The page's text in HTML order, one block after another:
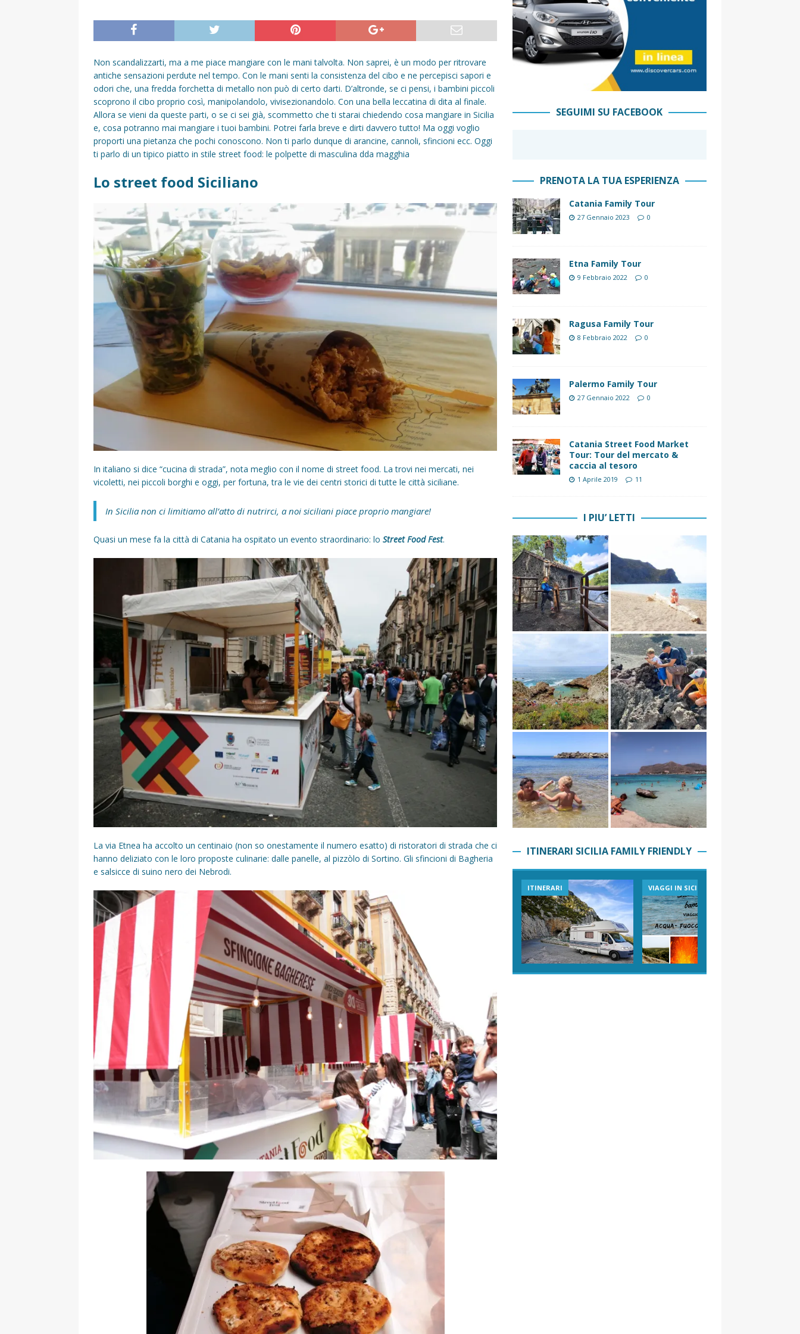
Non scandalizzarti, ma a me piace mangiare con le mani talvolta. Non saprei, è un modo per ritrovare
antiche sensazioni perdute nel tempo. Con le mani senti la consistenza del cibo e ne percepisci sapori e
odori che, una fredda forchetta di metallo non può di certo darti. D’altronde, se ci pensi, i bambini piccoli
scoprono il cibo proprio così, manipolandolo, vivisezionandolo. Con una bella leccatina di dita al finale.
Allora se vieni da queste parti, o se ci sei già, scommetto che ti starai chiedendo cosa mangiare in Sicilia
e, cosa potranno mai mangiare i tuoi bambini. Potrei farla breve e dirti davvero tutto! Ma oggi voglio
proporti una pietanza che pochi conoscono. Non ti parlo dunque di arancine, cannoli, sfincioni ecc. Oggi
ti parlo di un tipico piatto in stile street food: le polpette di masculina dda magghia
Lo street food Siciliano
In italiano si dice “cucina di strada”, nota meglio con il nome di street food. La trovi nei mercati, nei
vicoletti, nei piccoli borghi e oggi, per fortuna, tra le vie dei centri storici di tutte le città siciliane.
In Sicilia non ci limitiamo all’atto di nutrirci, a noi siciliani piace proprio mangiare!
Quasi un mese fa la città di Catania ha ospitato un evento straordinario: lo Street Food Fest.
La via Etnea ha accolto un centinaio (non so onestamente il numero esatto) di ristoratori di strada che ci
hanno deliziato con le loro proposte culinarie: dalle panelle, al pizzòlo di Sortino. Gli sfincioni di Bagheria
e salsicce di suino nero dei Nebrodi.
SEGUIMI SU FACEBOOK
PRENOTA LA TUA ESPERIENZA
Catania Family Tour
27 Gennaio 2023 0
Etna Family Tour
9 Febbraio 2022 0
Ragusa Family Tour
8 Febbraio 2022 0
Palermo Family Tour
27 Gennaio 2022 0
Catania Street Food Market
Tour: Tour del mercato &
caccia al tesoro
1 Aprile 2019 11
I PIU’ LETTI
ITINERARI SICILIA FAMILY FRIENDLY
VIAGGI IN SICILIA ESPERIENZE IN SICILIA